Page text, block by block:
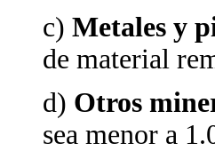
c) Metales y
de material
d) Otros
sea menor a